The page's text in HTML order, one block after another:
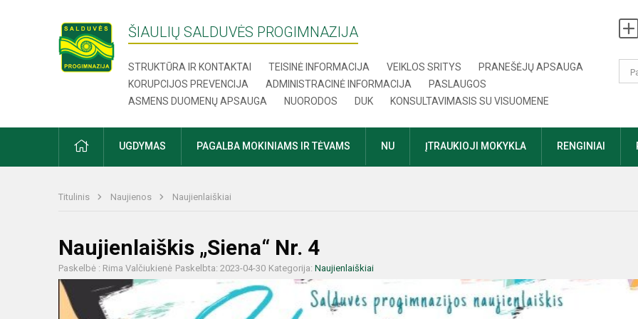
ŠIAULIŲ SALDUVĖS PROGIMNAZIJA
STRUKTŪRA IR KONTAKTAI TEISINĖ INFORMACIJA VEIKLOS SRITYS
PRANEŠĖJŲ APSAUGA
KORUPCIJOS PREVENCIJA
ADMINISTRACINĖ INFORMACIJA
PASLAUGOS
ASMENS DUOMENŲ APSAUGA
NUORODOS DUK KONSULTAVIMASIS SU VISUOMENE
UGDYMAS PAGALBA MOKINIAMS IR TĖVAMS NU ĮTRAUKIOJI MOKYKLA RENGINIAI
Titulinis Naujienos Naujienlaiškiai
Naujienlaiškis „Siena“ Nr. 4
Paskelbė : Rima Valčiukienė Paskelbta: 2023-04-30 Kategorija: Naujienlaiškiai